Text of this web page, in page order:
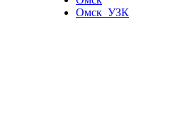
Омск_УЗК